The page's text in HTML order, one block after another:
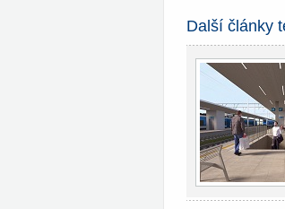
Další články